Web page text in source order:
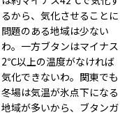
るから、気化させることに
問題のある地域は少ない
わ。一方ブタンはマイナス
2℃以上の温度がなければ
気化できないわ。関東でも
冬場は気温が氷点下になる
地域が多いから、ブタンガ